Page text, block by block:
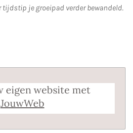
tijdstip je groeipad verder bewandeld.
eigen website met
JouwWeb